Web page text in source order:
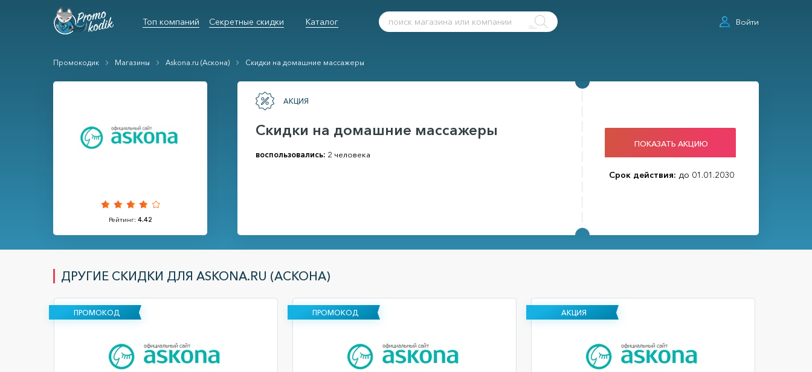
Топ компаний Секретные скидки Каталог Войти
Промокодик Магазины Askona.ru (Аскона) Скидки на домашние массажеры
Рейтинг: 4.42
АКЦИЯ
Скидки на домашние массажеры
воспользовались: 2 человека
ПОКАЗАТЬ АКЦИЮ
Срок действия: до 01.01.2030
ДРУГИЕ СКИДКИ ДЛЯ ASKONA.RU (АСКОНА)
ПРОМОКОД ПРОМОКОД АКЦИЯ